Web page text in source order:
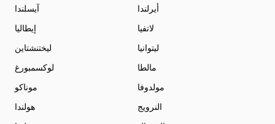
آيسلندا
أيرلندا
إيطاليا
لاتفيا
ليختنشتاين
ليتوانيا
لوكسمبورغ
مالطا
موناكو
مولدوفا
هولندا
النرويج